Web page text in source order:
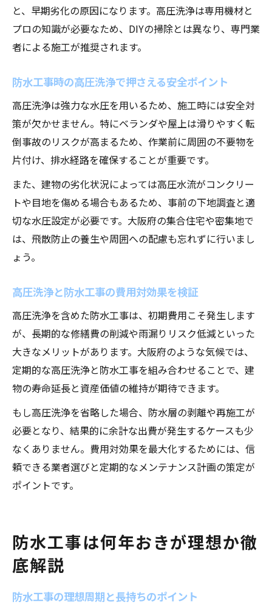
と、早期劣化の原因になります。高圧洗浄は専用機材と
プロの知識が必要なため、DIYの掃除とは異なり、専門業
者による施工が推奨されます。
防水工事時の高圧洗浄で押さえる安全ポイント
高圧洗浄は強力な水圧を用いるため、施工時には安全対
策が欠かせません。特にベランダや屋上は滑りやすく転
倒事故のリスクが高まるため、作業前に周囲の不要物を
片付け、排水経路を確保することが重要です。
また、建物の劣化状況によっては高圧水流がコンクリー
トや目地を傷める場合もあるため、事前の下地調査と適
切な水圧設定が必要です。大阪府の集合住宅や密集地で
は、飛散防止の養生や周囲への配慮も忘れずに行いまし
ょう。
高圧洗浄と防水工事の費用対効果を検証
高圧洗浄を含めた防水工事は、初期費用こそ発生します
が、長期的な修繕費の削減や雨漏りリスク低減といった
大きなメリットがあります。大阪府のような気候では、
定期的な高圧洗浄と防水工事を組み合わせることで、建
物の寿命延長と資産価値の維持が期待できます。
もし高圧洗浄を省略した場合、防水層の剥離や再施工が
必要となり、結果的に余計な出費が発生するケースも少
なくありません。費用対効果を最大化するためには、信
頼できる業者選びと定期的なメンテナンス計画の策定が
ポイントです。
防水工事は何年おきが理想か徹
底解説
防水工事の理想周期と長持ちのポイント